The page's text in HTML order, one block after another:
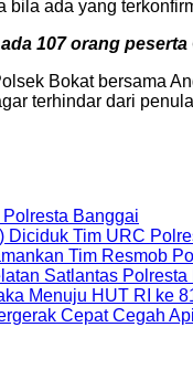
bila ada yang
107 orang
Bokat bersama
terhindar dari
Banggai
Diciduk Tim URC
Tim Resmob
Satlantas
Menuju HUT RI ke
Cepat Cegah